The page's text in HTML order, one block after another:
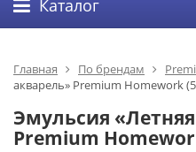
Каталог
Главная По брендам
акварель» Premium Homework
Эмульсия
Premium